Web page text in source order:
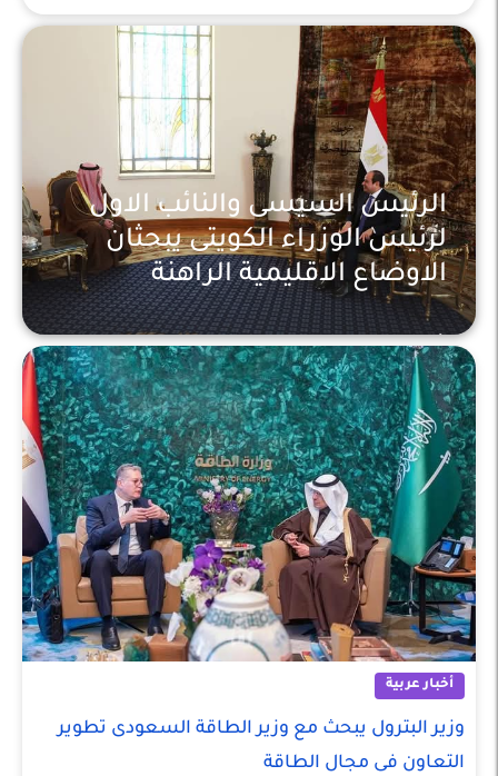
أخبار عربية
الرئيس السيسى والنائب الاول
لرئيس الوزراء الكويتى يبحثان
الاوضاع الاقليمية الراهنة
أخبار عربية
وزير البترول يبحث مع وزير الطاقة السعودى تطوير
التعاون فى مجال الطاقة